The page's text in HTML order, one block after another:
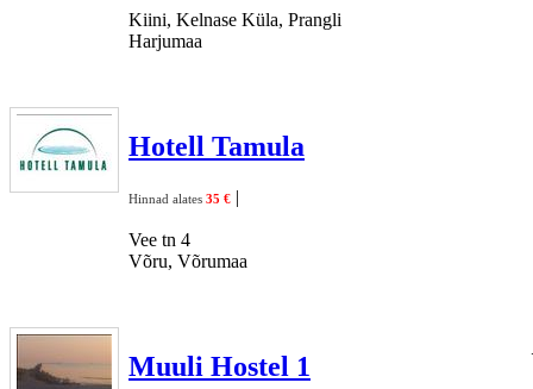
Kiini, Kelnase Küla, Prangli
Harjumaa
Hotell Tamula
Hinnad alates 35 € |
Vee tn 4
Võru, Võrumaa
Muuli Hostel 1